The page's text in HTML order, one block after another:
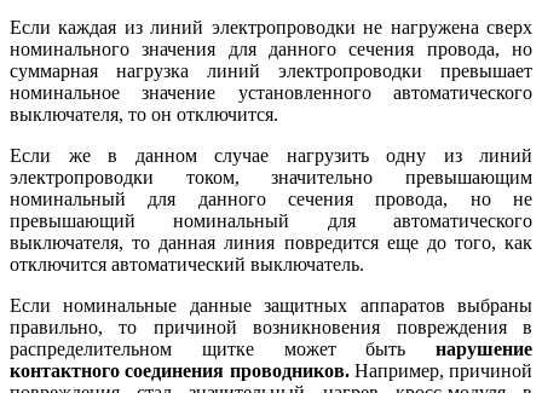
Если каждая из линий электропроводки не нагружена сверх
номинального значения для данного сечения провода, но
суммарная нагрузка линий электропроводки превышает
номинальное значение установленного автоматического
выключателя, то он отключится.
Если же в данном случае нагрузить одну из линий
электропроводки током, значительно превышающим
номинальный для данного сечения провода, но не
превышающий номинальный для автоматического
выключателя, то данная линия повредится еще до того, как
отключится автоматический выключатель.
Если номинальные данные защитных аппаратов выбраны
правильно, то причиной возникновения повреждения в
распределительном щитке может быть нарушение
контактного соединения проводников.Например, причиной